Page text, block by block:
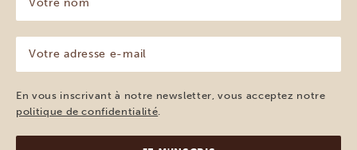
nom
(Nécessaire)
adresse
e-
mail
(Nécessaire)
En vous inscrivant à notre newsletter, vous acceptez notre
politique de confidentialité